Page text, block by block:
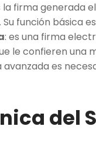
la firma generada
función básica
: es una firma
le confieren una
es
del